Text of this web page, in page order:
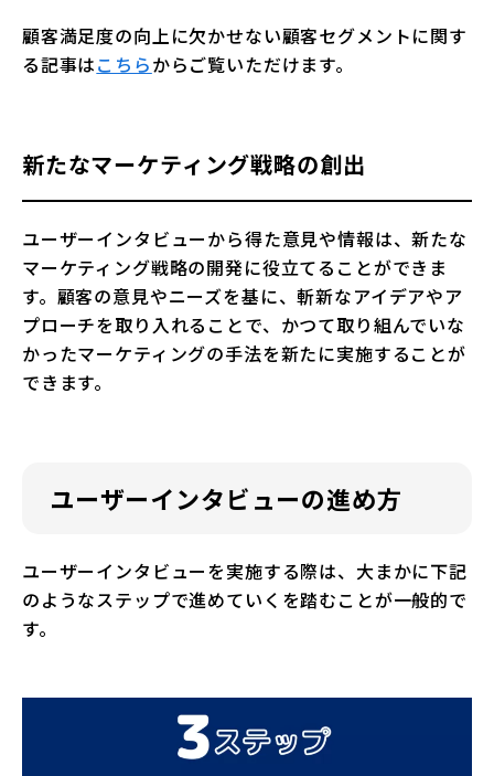
顧客満足度の向上に欠かせない顧客セグメントに関す
る記事はこちらからご覧いただけます。
新たなマーケティング戦略の創出
ユーザーインタビューから得た意見や情報は、新たな
マーケティング戦略の開発に役立てることができま
す。顧客の意見やニーズを基に、斬新なアイデアやア
プローチを取り入れることで、かつて取り組んでいな
かったマーケティングの手法を新たに実施することが
できます。
ユーザーインタビューの進め方
ユーザーインタビューを実施する際は、大まかに下記
のようなステップで進めていくを踏むことが一般的で
す。